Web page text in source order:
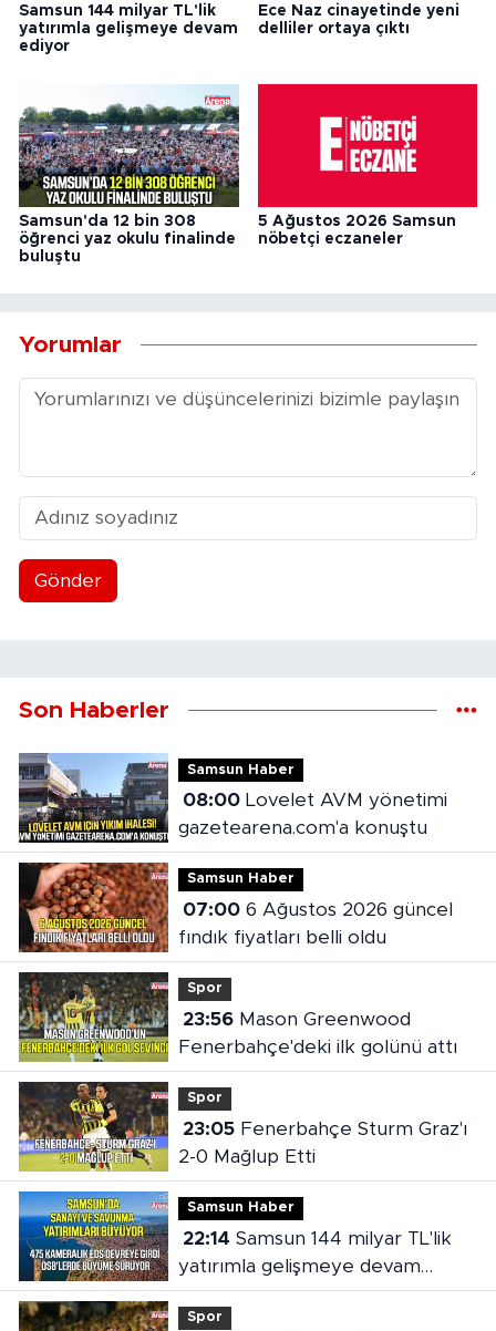
Samsun 144 milyar TL'lik
yatırımla gelişmeye devam
ediyor
Ece Naz cinayetinde yeni
delliler ortaya çıktı
Samsun'da 12 bin 308
öğrenci yaz okulu finalinde
buluştu
5 Ağustos 2026 Samsun
nöbetçi eczaneler
Yorumlar
Gönder
Son Haberler
Samsun Haber
08:00Lovelet AVM yönetimi
gazetearena.com'a konuştu
Samsun Haber
07:006 Ağustos 2026 güncel
fındık fiyatları belli oldu
Spor
23:56Mason Greenwood
Fenerbahçe'deki ilk golünü attı
Spor
23:05Fenerbahçe Sturm Graz'ı
2-0 Mağlup Etti
Samsun Haber
22:14
yatırımla gelişmeye devam
ediyor
Spor